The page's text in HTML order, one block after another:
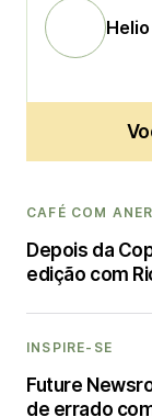
CAFÉ COM ANER
Depois da
edição com
INSPIRE-SE
Future
de errado